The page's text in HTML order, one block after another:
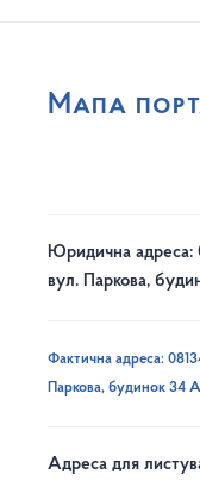
Мапа
Юридична адреса:
вул. Паркова,
Фактична адреса:
Паркова, будинок 34 А
Адреса для